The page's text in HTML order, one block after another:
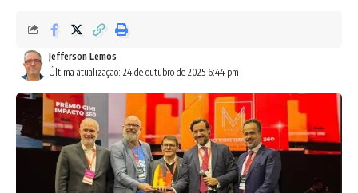
Última atualização: 24 de outubro de 2025 6:44 pm
Jefferson Lemos